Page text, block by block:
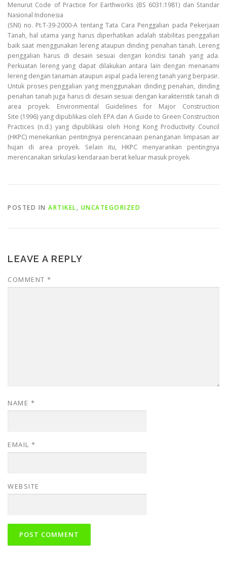
Menurut Code of Practice for Earthworks (BS 6031:1981) dan Standar
Nasional Indonesia
(SNI) no. Pt.T-39-2000-A tentang Tata Cara Penggalian pada Pekerjaan
Tanah, hal utama yang harus diperhatikan adalah stabilitas penggalian
baik saat menggunakan lereng ataupun dinding penahan tanah. Lereng
penggalian harus di desain sesuai dengan kondisi tanah yang ada.
Perkuatan lereng yang dapat dilakukan antara lain dengan menanami
lereng dengan tanaman ataupun aspal pada lereng tanah yang berpasir.
Untuk proses penggalian yang menggunakan dinding penahan, dinding
penahan tanah juga harus di desain sesuai dengan karakteristik tanah di
area proyek. Environmental Guidelines for Major Construction
Site (1996) yang dipublikasi oleh EPA dan A Guide to Green Construction
Practices (n.d.) yang dipublikasi oleh Hong Kong Productivity Council
(HKPC) menekankan pentingnya perencanaan penanganan limpasan air
hujan di area proyek. Selain itu, HKPC menyarankan pentingnya
merencanakan sirkulasi kendaraan berat keluar masuk proyek.
POSTED IN ARTIKEL, UNCATEGORIZED
LEAVE A REPLY
COMMENT *
NAME *
EMAIL *
WEBSITE